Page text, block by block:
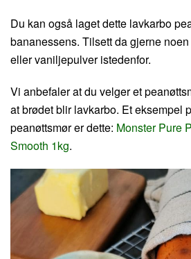
Du kan også laget dette lavkarbo
bananessens. Tilsett da gjerne
eller vaniljepulver istedenfor.
Vi anbefaler at du velger et
at brødet blir lavkarbo. Et eksempel
peanøttsmør er dette: Monster Pure
Smooth 1kg.